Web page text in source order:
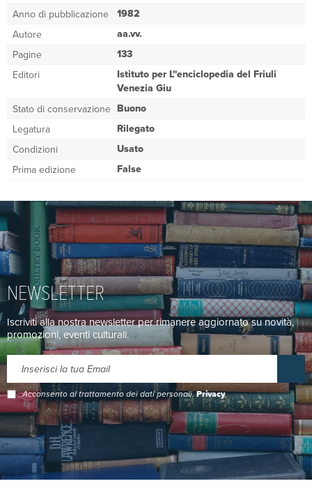
Anno di pubblicazione 1982
Autore aa.vv.
Pagine 133
Editori
Istituto per L''enciclopedia del Friuli
Venezia Giu
Stato di conservazione Buono
Legatura Rilegato
Condizioni Usato
Prima edizione False
NEWSLETTER
Iscriviti alla nostra newsletter per rimanere aggiornato su novità,
promozioni, eventi culturali.
Acconsento al trattamento dei dati personali.Privacy